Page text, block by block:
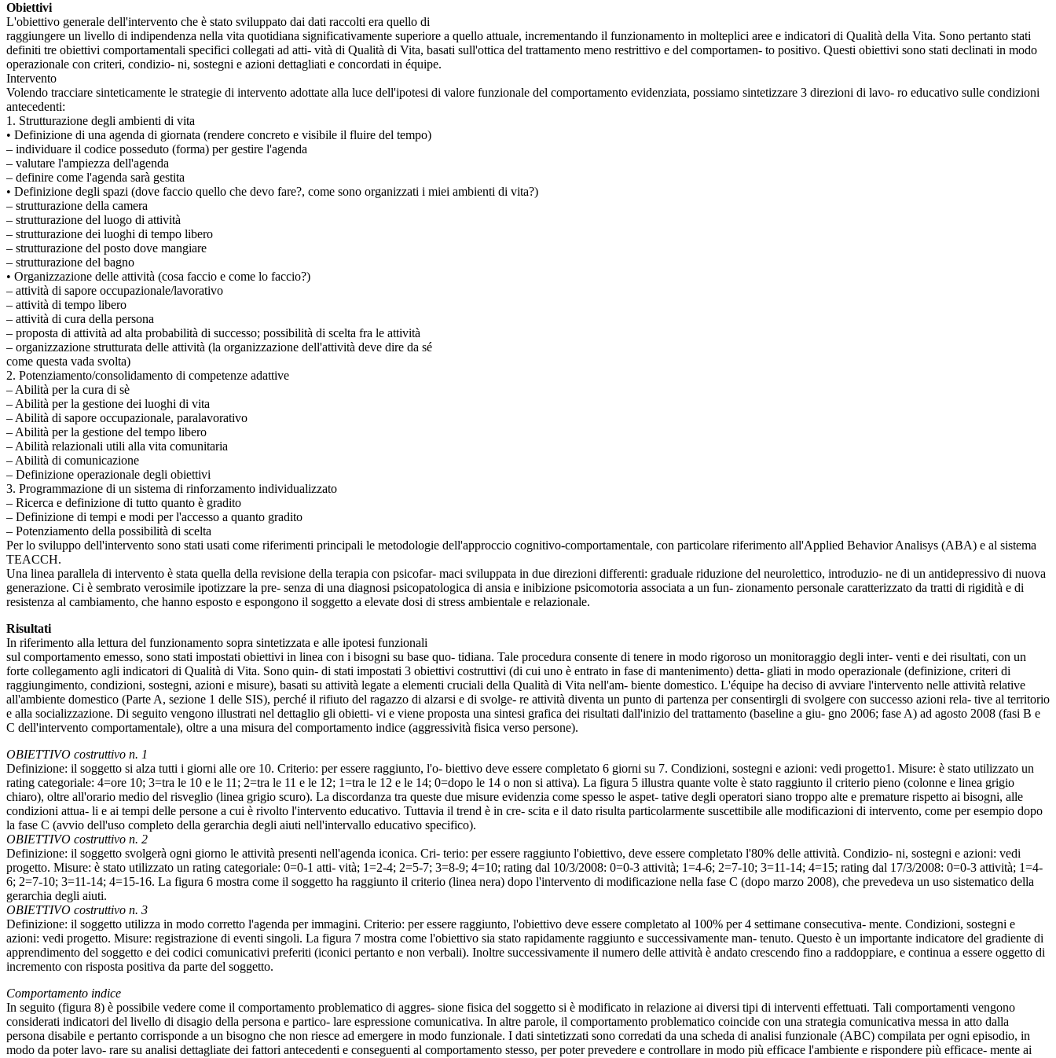
Obiettivi
L'obiettivo generale dell'intervento che è stato sviluppato dai dati raccolti era quello di
raggiungere un livello di indipendenza nella vita quotidiana significativamente superiore a quello attuale, incrementando il funzionamento in molteplici aree e indicatori di Qualità della Vita. Sono pertanto stati
definiti tre obiettivi comportamentali specifici collegati ad atti- vità di Qualità di Vita, basati sull'ottica del trattamento meno restrittivo e del comportamen- to positivo. Questi obiettivi sono stati declinati in modo
operazionale con criteri, condizio- ni, sostegni e azioni dettagliati e concordati in équipe.
Intervento
Volendo tracciare sinteticamente le strategie di intervento adottate alla luce dell'ipotesi di valore funzionale del comportamento evidenziata, possiamo sintetizzare 3 direzioni di lavo- ro educativo sulle condizioni
antecedenti:
1. Strutturazione degli ambienti di vita
• Definizione di una agenda di giornata (rendere concreto e visibile il fluire del tempo)
– individuare il codice posseduto (forma) per gestire l'agenda
– valutare l'ampiezza dell'agenda
– definire come l'agenda sarà gestita
• Definizione degli spazi (dove faccio quello che devo fare?, come sono organizzati i miei ambienti di vita?)
– strutturazione della camera
– strutturazione del luogo di attività
– strutturazione dei luoghi di tempo libero
– strutturazione del posto dove mangiare
– strutturazione del bagno
• Organizzazione delle attività (cosa faccio e come lo faccio?)
– attività di sapore occupazionale/lavorativo
– attività di tempo libero
– attività di cura della persona
– proposta di attività ad alta probabilità di successo; possibilità di scelta fra le attività
– organizzazione strutturata delle attività (la organizzazione dell'attività deve dire da sé
come questa vada svolta)
2. Potenziamento/consolidamento di competenze adattive
– Abilità per la cura di sè
– Abilità per la gestione dei luoghi di vita
– Abilità di sapore occupazionale, paralavorativo
– Abilità per la gestione del tempo libero
– Abilità relazionali utili alla vita comunitaria
– Abilità di comunicazione
– Definizione operazionale degli obiettivi
3. Programmazione di un sistema di rinforzamento individualizzato
– Ricerca e definizione di tutto quanto è gradito
– Definizione di tempi e modi per l'accesso a quanto gradito
– Potenziamento della possibilità di scelta
Per lo sviluppo dell'intervento sono stati usati come riferimenti principali le metodologie dell'approccio cognitivo-comportamentale, con particolare riferimento all'Applied Behavior Analisys (ABA) e al sistema
TEACCH.
Una linea parallela di intervento è stata quella della revisione della terapia con psicofar- maci sviluppata in due direzioni differenti: graduale riduzione del neurolettico, introduzio- ne di un antidepressivo di nuova
generazione. Ci è sembrato verosimile ipotizzare la pre- senza di una diagnosi psicopatologica di ansia e inibizione psicomotoria associata a un fun- zionamento personale caratterizzato da tratti di rigidità e di
resistenza al cambiamento, che hanno esposto e espongono il soggetto a elevate dosi di stress ambientale e relazionale.
Risultati
In riferimento alla lettura del funzionamento sopra sintetizzata e alle ipotesi funzionali
sul comportamento emesso, sono stati impostati obiettivi in linea con i bisogni su base quo- tidiana. Tale procedura consente di tenere in modo rigoroso un monitoraggio degli inter- venti e dei risultati, con un
forte collegamento agli indicatori di Qualità di Vita. Sono quin- di stati impostati 3 obiettivi costruttivi (di cui uno è entrato in fase di mantenimento) detta- gliati in modo operazionale (definizione, criteri di
raggiungimento, condizioni, sostegni, azioni e misure), basati su attività legate a elementi cruciali della Qualità di Vita nell'am- biente domestico. L'équipe ha deciso di avviare l'intervento nelle attività relative
all'ambiente domestico (Parte A, sezione 1 delle SIS), perché il rifiuto del ragazzo di alzarsi e di svolge- re attività diventa un punto di partenza per consentirgli di svolgere con successo azioni rela- tive al territorio
e alla socializzazione. Di seguito vengono illustrati nel dettaglio gli obietti- vi e viene proposta una sintesi grafica dei risultati dall'inizio del trattamento (baseline a giu- gno 2006; fase A) ad agosto 2008 (fasi B e
C dell'intervento comportamentale), oltre a una misura del comportamento indice (aggressività fisica verso persone).
OBIETTIVO costruttivo n. 1
Definizione: il soggetto si alza tutti i giorni alle ore 10. Criterio: per essere raggiunto, l'o- biettivo deve essere completato 6 giorni su 7. Condizioni, sostegni e azioni: vedi progetto1. Misure: è stato utilizzato un
rating categoriale: 4=ore 10; 3=tra le 10 e le 11; 2=tra le 11 e le 12; 1=tra le 12 e le 14; 0=dopo le 14 o non si attiva). La figura 5 illustra quante volte è stato raggiunto il criterio pieno (colonne e linea grigio
chiaro), oltre all'orario medio del risveglio (linea grigio scuro). La discordanza tra queste due misure evidenzia come spesso le aspet- tative degli operatori siano troppo alte e premature rispetto ai bisogni, alle
condizioni attua- li e ai tempi delle persone a cui è rivolto l'intervento educativo. Tuttavia il trend è in cre- scita e il dato risulta particolarmente suscettibile alle modificazioni di intervento, come per esempio dopo
la fase C (avvio dell'uso completo della gerarchia degli aiuti nell'intervallo educativo specifico).
OBIETTIVO costruttivo n. 2
Definizione: il soggetto svolgerà ogni giorno le attività presenti nell'agenda iconica. Cri- terio: per essere raggiunto l'obiettivo, deve essere completato l'80% delle attività. Condizio- ni, sostegni e azioni: vedi
progetto. Misure: è stato utilizzato un rating categoriale: 0=0-1 atti- vità; 1=2-4; 2=5-7; 3=8-9; 4=10; rating dal 10/3/2008: 0=0-3 attività; 1=4-6; 2=7-10; 3=11-14; 4=15; rating dal 17/3/2008: 0=0-3 attività; 1=4-
6; 2=7-10; 3=11-14; 4=15-16. La figura 6 mostra come il soggetto ha raggiunto il criterio (linea nera) dopo l'intervento di modificazione nella fase C (dopo marzo 2008), che prevedeva un uso sistematico della
gerarchia degli aiuti.
OBIETTIVO costruttivo n. 3
Definizione: il soggetto utilizza in modo corretto l'agenda per immagini. Criterio: per essere raggiunto, l'obiettivo deve essere completato al 100% per 4 settimane consecutiva- mente. Condizioni, sostegni e
azioni: vedi progetto. Misure: registrazione di eventi singoli. La figura 7 mostra come l'obiettivo sia stato rapidamente raggiunto e successivamente man- tenuto. Questo è un importante indicatore del gradiente di
apprendimento del soggetto e dei codici comunicativi preferiti (iconici pertanto e non verbali). Inoltre successivamente il numero delle attività è andato crescendo fino a raddoppiare, e continua a essere oggetto di
incremento con risposta positiva da parte del soggetto.
Comportamento indice
In seguito (figura 8) è possibile vedere come il comportamento problematico di aggres- sione fisica del soggetto si è modificato in relazione ai diversi tipi di interventi effettuati. Tali comportamenti vengono
considerati indicatori del livello di disagio della persona e partico- lare espressione comunicativa. In altre parole, il comportamento problematico coincide con una strategia comunicativa messa in atto dalla
persona disabile e pertanto corrisponde a un bisogno che non riesce ad emergere in modo funzionale. I dati sintetizzati sono corredati da una scheda di analisi funzionale (ABC) compilata per ogni episodio, in
modo da poter lavo- rare su analisi dettagliate dei fattori antecedenti e conseguenti al comportamento stesso, per poter prevedere e controllare in modo più efficace l'ambiente e rispondere più efficace- mente ai